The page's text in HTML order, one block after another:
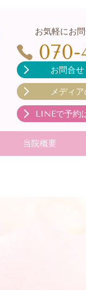
お気軽にお
070-
お問合
メディ
LINEで予約
当院概要